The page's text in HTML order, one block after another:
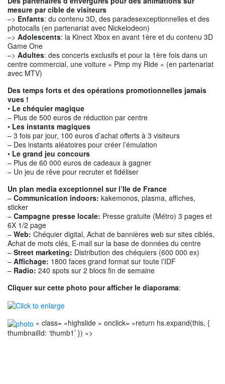
mesure par cible de visiteurs
–> Enfants: du contenu 3D, des paradesexceptionnelles et des
photocalls (en partenariat avec Nickelodeon)
–> Adolescents: la Kinect Xbox en avant 1ère et du contenu 3D
Game One
–> Adultes: des concerts exclusifs et pour la 1ère fois dans un
centre commercial, une voiture « Pimp my Ride » (en partenariat
avec MTV)
Des temps forts et des opérations promotionnelles jamais
vues !
• Le chéquier magique
– Plus de 500 euros de réduction par centre
• Les instants magiques
– 3 fois par jour, 100 euros d’achat offerts à 3 visiteurs
– Des instants aléatoires pour créer l’émulation
• Le grand jeu concours
– Plus de 60 000 euros de cadeaux à gagner
– Un jeu de rêve pour recruter et fidéliser
Un plan media exceptionnel sur l’Ile de France
– Communication indoors: kakemonos, plasma, affiches,
sticker
– Campagne presse locale: Presse gratuite (Métro) 3 pages et
6X 1/2 page
– Web: Chéquier digital, Achat de bannières web sur sites ciblés,
Achat de mots clés, E-mail sur la base de données du centre
– Street marketing: Distribution des chéquiers (600 000 ex)
– Affichage: 1800 faces grand format sur toute l’IDF
– Radio: 240 spots sur 2 blocs fin de semaine
Cliquer sur cette photo pour afficher le diaporama:
» class= »highslide » onclick= »return hs.expand(this, {
thumbnailId: ‘thumb1’ }) »>